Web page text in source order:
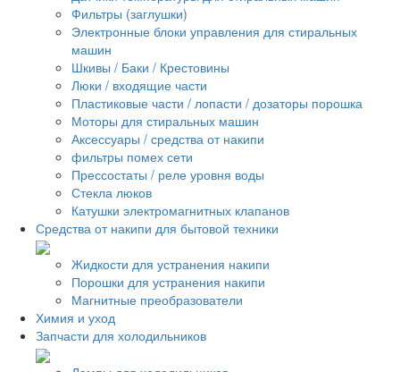
Фильтры (заглушки)
Электронные блоки управления для стиральных
машин
Шкивы / Баки / Крестовины
Люки / входящие части
Пластиковые части / лопасти / дозаторы порошка
Моторы для стиральных машин
Аксессуары / средства от накипи
фильтры помех сети
Прессостаты / реле уровня воды
Стекла люков
Катушки электромагнитных клапанов
Средства от накипи для бытовой техники
Жидкости для устранения накипи
Порошки для устранения накипи
Магнитные преобразователи
Химия и уход
Запчасти для холодильников